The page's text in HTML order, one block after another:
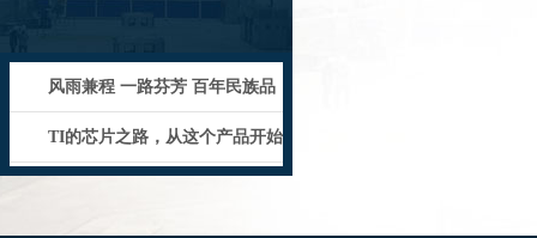
风雨兼程 一路芬芳 百年民族品
牌敬献新中国成立75周年
TI的芯片之路，从这个产品开始